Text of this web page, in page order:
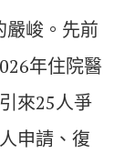
嚴峻。先前
年住院醫
來25人爭
申請、復